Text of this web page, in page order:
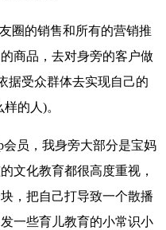
的销售和所有的营销推
商品，去对身旁的客户做
据受众群体去实现自己的
的人)。
员，我身旁大部分是宝妈
文化教育都很高度重视，
，把自己打导致一个散播
一些育儿教育的小常识小